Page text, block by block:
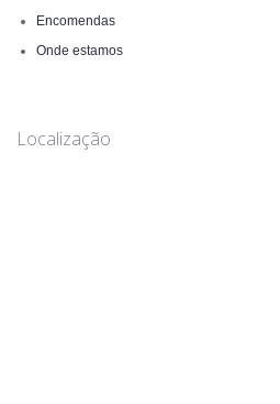
Encomendas
Onde estamos
Localização